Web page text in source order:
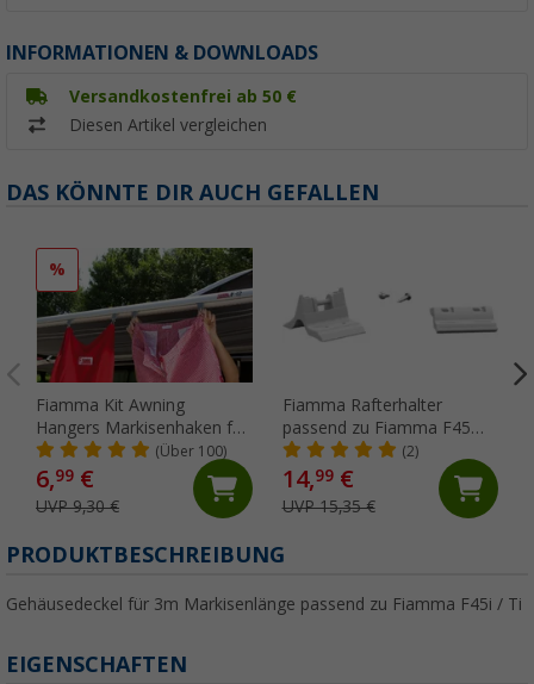
INFORMATIONEN & DOWNLOADS
Versandkostenfrei ab 50 €
Diesen Artikel vergleichen
DAS KÖNNTE DIR AUCH GEFALLEN
%
Fiamma Kit Awning
Hangers Markisenhaken für
die Kederschiene(Über 100)
6,99 €
UVP 9,30 €
Fiamma Rafterhalter
passend zu Fiamma F45
S/L / ZIP
(2)
14,99€
UVP 15,35 €
PRODUKTBESCHREIBUNG
Gehäusedeckel für 3m Markisenlänge passend zu Fiamma F45i / Ti
EIGENSCHAFTEN